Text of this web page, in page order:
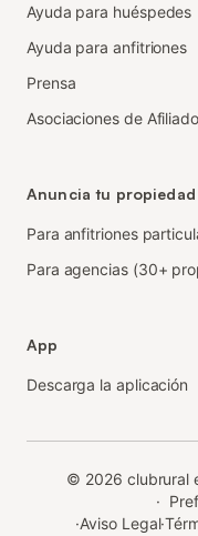
Ayuda para huéspedes
Ayuda para anfitriones
Prensa
Asociaciones de
Anuncia tu propiedad
Para anfitriones
Para agencias (30+
App
Descarga la aplicación
© 2026 clubrural
·
·Aviso Legal·